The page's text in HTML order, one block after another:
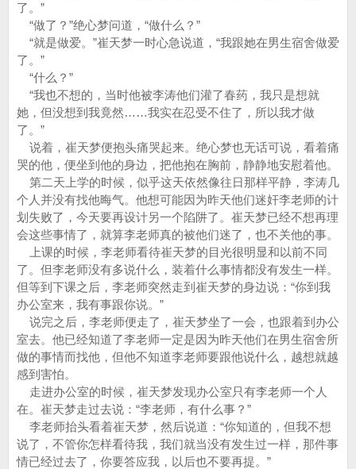
了。”
“做了？”绝心梦问道，“做什么？”
“就是做爱。”崔天梦一时心急说道，“我跟她在男生宿舍做爱
了。”
“什么？”
“我也不想的，当时他被李涛他们灌了春药，我只是想就
她，但没想到我竟然……我实在忍受不住了，所以我才做
了。”
说着，崔天梦便抱头痛哭起来。绝心梦也无话可说，看着痛
哭的他，便坐到他的身边，把他抱在胸前，静静地安慰着他。
第二天上学的时候，似乎这天依然像往日那样平静，李涛几
个人并没有找他晦气。他想可能因为昨天他们迷奸李老师的计
划失败了，今天要再设计另一个陷阱了。崔天梦已经不想再理
会这些事情了，就算李老师真的被他们迷了，也不关他的事。
上课的时候，李老师看待崔天梦的目光很明显和以前不同
了。但李老师没有多说什么，装着什么事情都没有发生一样。
但等到下课之后，李老师突然走到崔天梦的身边说：“你到我
办公室来，我有事跟你说。”
说完之后，李老师便走了，崔天梦坐了一会，也跟着到办公
室去。他已经知道了李老师一定是因为昨天他们在男生宿舍所
做的事情而找他，但他不知道李老师要跟他说什么，越想就越
感到害怕。
走进办公室的时候，崔天梦发现办公室只有李老师一个人
在。崔天梦走过去说：“李老师，有什么事？”
李老师抬头看着崔天梦，然后说道：“你知道的，但我不想
说了，不管你怎样看待我，我们就当没有发生过一样，那件事
情已经过去了，你要答应我，以后也不要再提。”